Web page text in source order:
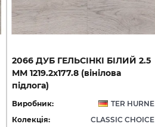
2066 ДУБ ГЕЛЬСІНКІ БІЛИЙ 2.5
ММ 1219.2х177.8 (вінілова
підлога)
Виробник:
TER HURNE
Колекція:
CLASSIC CHOICE